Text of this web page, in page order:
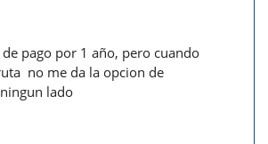
pago por 1 año, pero cuando
no me da la opcion de
lado